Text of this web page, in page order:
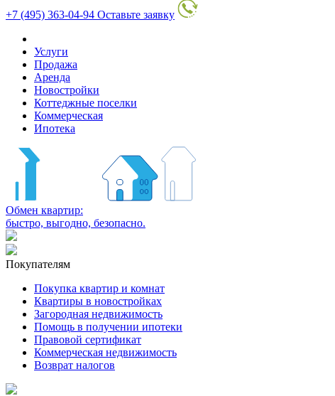
+7 (495) 363-04-94 Оставьте заявку
Услуги
Продажа
Аренда
Новостройки
Коттеджные поселки
Коммерческая
Ипотека
Обмен квартир:
быстро, выгодно, безопасно.
Покупателям
Покупка квартир и комнат
Квартиры в новостройках
Загородная недвижимость
Помощь в получении ипотеки
Правовой сертификат
Коммерческая недвижимость
Возврат налогов